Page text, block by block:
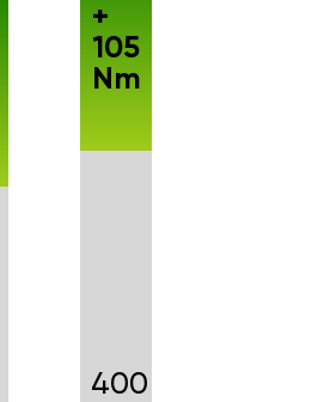
400
+
105
Nm